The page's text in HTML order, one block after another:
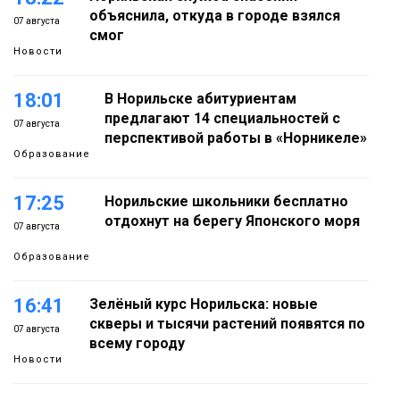
07 августа
Новости
объяснила, откуда в городе взялся
смог
18:01
07 августа
Образование
В Норильске абитуриентам
предлагают 14 специальностей с
перспективой работы в «Норникеле»
17:25
07 августа
Образование
Норильские школьники бесплатно
отдохнут на берегу Японского моря
16:41
07 августа
Новости
Зелёный курс Норильска: новые
скверы и тысячи растений появятся по
всему городу